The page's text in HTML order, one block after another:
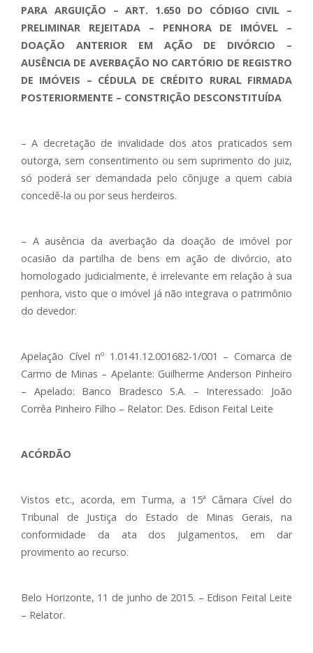
PARA ARGUIÇÃO – ART. 1.650 DO CÓDIGO CIVIL –
PRELIMINAR REJEITADA – PENHORA DE IMÓVEL –
DOAÇÃO ANTERIOR EM AÇÃO DE DIVÓRCIO –
AUSÊNCIA DE AVERBAÇÃO NO CARTÓRIO DE REGISTRO
DE IMÓVEIS – CÉDULA DE CRÉDITO RURAL FIRMADA
POSTERIORMENTE – CONSTRIÇÃO DESCONSTITUÍDA
– A decretação de invalidade dos atos praticados sem
outorga, sem consentimento ou sem suprimento do juiz,
só poderá ser demandada pelo cônjuge a quem cabia
concedê-la ou por seus herdeiros.
– A ausência da averbação da doação de imóvel por
ocasião da partilha de bens em ação de divórcio, ato
homologado judicialmente, é irrelevante em relação à sua
penhora, visto que o imóvel já não integrava o patrimônio
do devedor.
Apelação Cível nº 1.0141.12.001682-1/001 – Comarca de
Carmo de Minas – Apelante: Guilherme Anderson Pinheiro
– Apelado: Banco Bradesco S.A. – Interessado: João
Corrêa Pinheiro Filho – Relator: Des. Edison Feital Leite
ACÓRDÃO
Vistos etc., acorda, em Turma, a 15ª Câmara Cível do
Tribunal de Justiça do Estado de Minas Gerais, na
conformidade da ata dos julgamentos, em dar
provimento ao recurso.
Belo Horizonte, 11 de junho de 2015. – Edison Feital Leite
– Relator.